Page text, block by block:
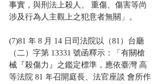
事實，與刑法上殺人、 重傷、傷害等尚
涉及行為人主觀上之犯意者無關」。
(7)81 年 8 月 14 日司法院以（81）台廳
（二）字第 13331 號函釋示：「有關槍
械『殺傷力』之鑑定標準，應依臺灣 高
等法院 81 年召開庭長、法官座談 會所作